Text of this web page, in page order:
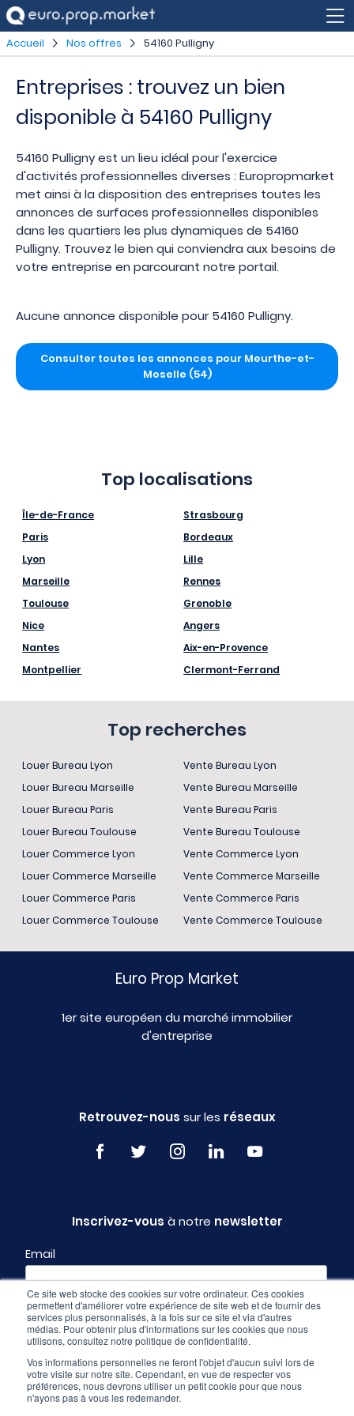
Ce site web stocke des cookies sur votre ordinateur. Ces cookies
permettent d'améliorer votre expérience de site web et de fournir des
services plus personnalisés, à la fois sur ce site et via d'autres
médias. Pour obtenir plus d'informations sur les cookies que nous
utilisons, consultez notre politique de confidentialité.
Vos informations personnelles ne feront l'objet d'aucun suivi lors de
votre visite sur notre site. Cependant, en vue de respecter vos
préférences, nous devrons utiliser un petit cookie pour que nous
n'ayons pas à vous les redemander.
Accueil Nos offres 54160 Pulligny
Entreprises : trouvez un bien
disponible à 54160 Pulligny
54160 Pulligny est un lieu idéal pour l'exercice
d'activités professionnelles diverses : Europropmarket
met ainsi à la disposition des entreprises toutes les
annonces de surfaces professionnelles disponibles
dans les quartiers les plus dynamiques de 54160
Pulligny. Trouvez le bien qui conviendra aux besoins de
votre entreprise en parcourant notre portail.
Aucune annonce disponible pour 54160 Pulligny.
Consulter toutes les annonces pour Meurthe-et-
Moselle (54)
Top localisations
Île-de-France
Paris
Lyon
Marseille
Toulouse
Nice
Nantes
Montpellier
Strasbourg
Bordeaux
Lille
Rennes
Grenoble
Angers
Aix-en-Provence
Clermont-Ferrand
Top recherches
Louer Bureau Lyon
Louer Bureau Marseille
Louer Bureau Paris
Louer Bureau Toulouse
Louer Commerce Lyon
Louer Commerce Marseille
Louer Commerce Paris
Louer Commerce Toulouse
Vente Bureau Lyon
Vente Bureau Marseille
Vente Bureau Paris
Vente Bureau Toulouse
Vente Commerce Lyon
Vente Commerce Marseille
Vente Commerce Paris
Vente Commerce Toulouse
Euro Prop Market
1er site européen du marché immobilier
d'entreprise
Retrouvez-nous sur les réseaux
Inscrivez-vous à notre newsletter
Email
Profil